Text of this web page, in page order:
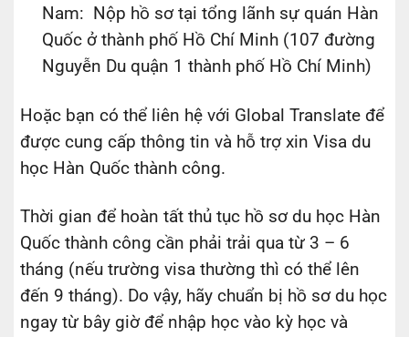
Nam: Nộp hồ sơ tại tổng lãnh sự quán Hàn
Quốc ở thành phố Hồ Chí Minh (107 đường
Nguyễn Du quận 1 thành phố Hồ Chí Minh)
Hoặc bạn có thể liên hệ với Global Translate để
được cung cấp thông tin và hỗ trợ xin Visa du
học Hàn Quốc thành công.
Thời gian để hoàn tất thủ tục hồ sơ du học Hàn
Quốc thành công cần phải trải qua từ 3 – 6
tháng (nếu trường visa thường thì có thể lên
đến 9 tháng). Do vậy, hãy chuẩn bị hồ sơ du học
ngay từ bây giờ để nhập học vào kỳ học và